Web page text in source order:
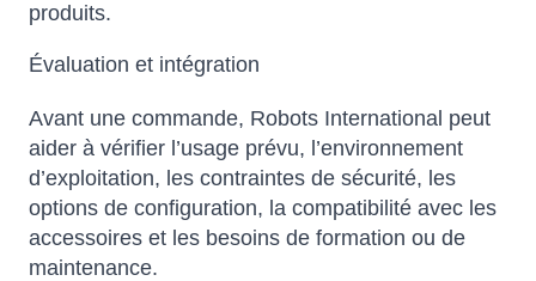
produits.
Évaluation et intégration
Avant une commande, Robots International peut
aider à vérifier l’usage prévu, l’environnement
d’exploitation, les contraintes de sécurité, les
options de configuration, la compatibilité avec les
accessoires et les besoins de formation ou de
maintenance.
Atlas
Online — robotics specialist